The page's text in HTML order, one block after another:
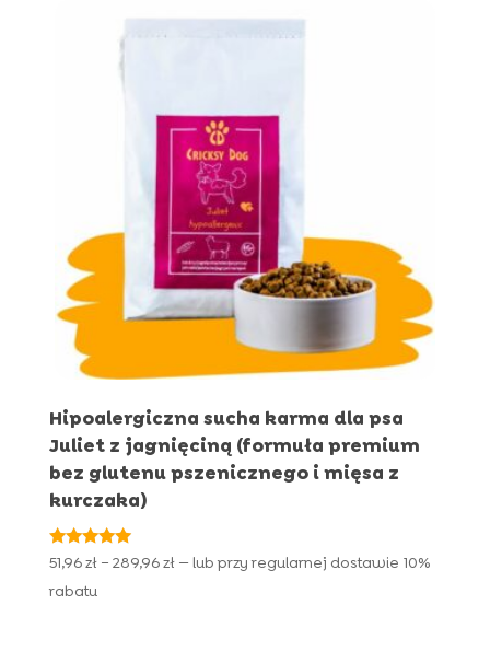
do
Hipoalergiczna sucha karma dla psa
Juliet z jagnięciną (formuła premium
bez glutenu pszenicznego i mięsa z
kurczaka)
Oceniono
4.93
na 5
51,96zł – 289,96złZakres
— lub przy regularnej dostawie 10%
rabatu